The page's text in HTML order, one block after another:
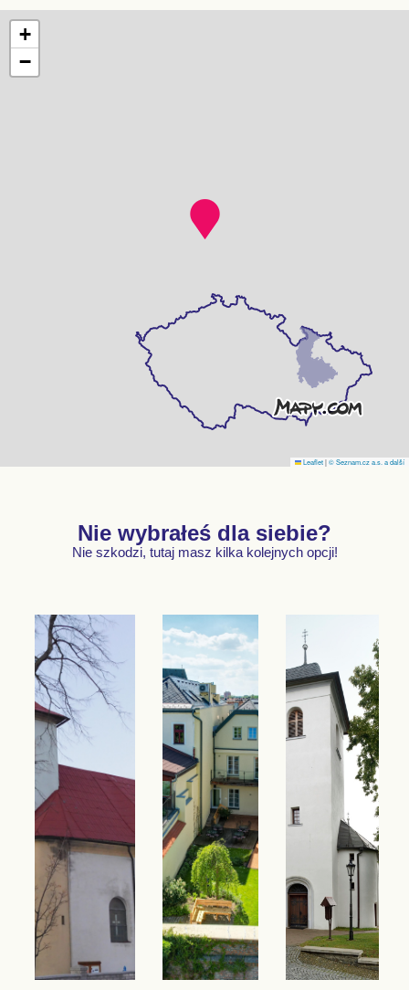
+
−
Leaflet|© Seznam.cz a.s. a další
Nie wybrałeś dla siebie?
Nie szkodzi, tutaj masz kilka kolejnych opcji!